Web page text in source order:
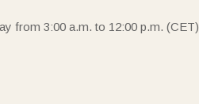
from 3:00 a.m. to 12:00 p.m. (CET)